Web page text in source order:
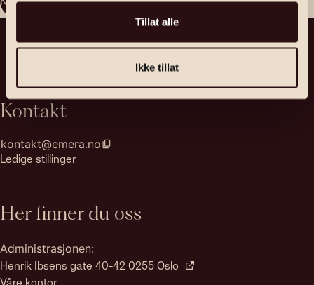
Tillat alle
Ikke tillat
Kontakt
kontakt@emera.no
Ledige stillinger
Her finner du oss
Administrasjonen:
Henrik Ibsens gate 40-42 0255 Oslo